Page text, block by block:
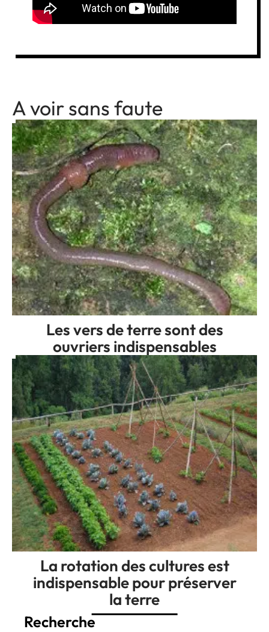
A voir sans faute
Les vers de terre sont des
ouvriers indispensables
La rotation des cultures est
indispensable pour préserver
la terre
Recherche